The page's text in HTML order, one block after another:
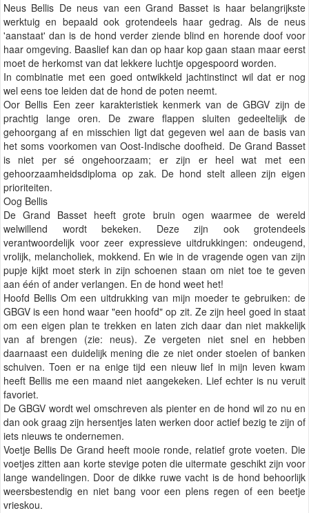
Neus Bellis De neus van een Grand Basset is haar belangrijkste
werktuig en bepaald ook grotendeels haar gedrag. Als de neus
'aanstaat' dan is de hond verder ziende blind en horende doof voor
haar omgeving. Baaslief kan dan op haar kop gaan staan maar eerst
moet de herkomst van dat lekkere luchtje opgespoord worden.
In combinatie met een goed ontwikkeld jachtinstinct wil dat er nog
wel eens toe leiden dat de hond de poten neemt.
Oor Bellis Een zeer karakteristiek kenmerk van de GBGV zijn de
prachtig lange oren. De zware flappen sluiten gedeeltelijk de
gehoorgang af en misschien ligt dat gegeven wel aan de basis van
het soms voorkomen van Oost-Indische doofheid. De Grand Basset
is niet per sé ongehoorzaam; er zijn er heel wat met een
gehoorzaamheidsdiploma op zak. De hond stelt alleen zijn eigen
prioriteiten.
Oog Bellis
De Grand Basset heeft grote bruin ogen waarmee de wereld
welwillend wordt bekeken. Deze zijn ook grotendeels
verantwoordelijk voor zeer expressieve uitdrukkingen: ondeugend,
vrolijk, melancholiek, mokkend. En wie in de vragende ogen van zijn
pupje kijkt moet sterk in zijn schoenen staan om niet toe te geven
aan één of ander verlangen. En de hond weet het!
Hoofd Bellis Om een uitdrukking van mijn moeder te gebruiken: de
GBGV is een hond waar "een hoofd" op zit. Ze zijn heel goed in staat
om een eigen plan te trekken en laten zich daar dan niet makkelijk
van af brengen (zie: neus). Ze vergeten niet snel en hebben
daarnaast een duidelijk mening die ze niet onder stoelen of banken
schuiven. Toen er na enige tijd een nieuw lief in mijn leven kwam
heeft Bellis me een maand niet aangekeken. Lief echter is nu veruit
favoriet.
De GBGV wordt wel omschreven als pienter en de hond wil zo nu en
dan ook graag zijn hersentjes laten werken door actief bezig te zijn of
iets nieuws te ondernemen.
Voetje Bellis De Grand heeft mooie ronde, relatief grote voeten. Die
voetjes zitten aan korte stevige poten die uitermate geschikt zijn voor
lange wandelingen. Door de dikke ruwe vacht is de hond behoorlijk
weersbestendig en niet bang voor een plens regen of een beetje
vrieskou.